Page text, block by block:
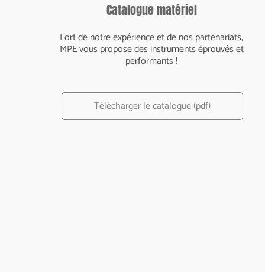
Catalogue matériel
Fort de notre expérience et de nos partenariats,
MPE vous propose des instruments éprouvés et
performants !
Télécharger le catalogue (pdf)